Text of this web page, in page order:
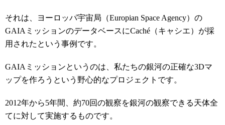
それは、ヨーロッパ宇宙局（Europian Space Agency）の
GAIAミッションのデータベースにCaché（キャシエ）が採
用されたという事例です。
GAIAミッションというのは、私たちの銀河の正確な3Dマ
ップを作ろうという野心的なプロジェクトです。
2012年から5年間、約70回の観察を銀河の観察できる天体全
てに対して実施するものです。